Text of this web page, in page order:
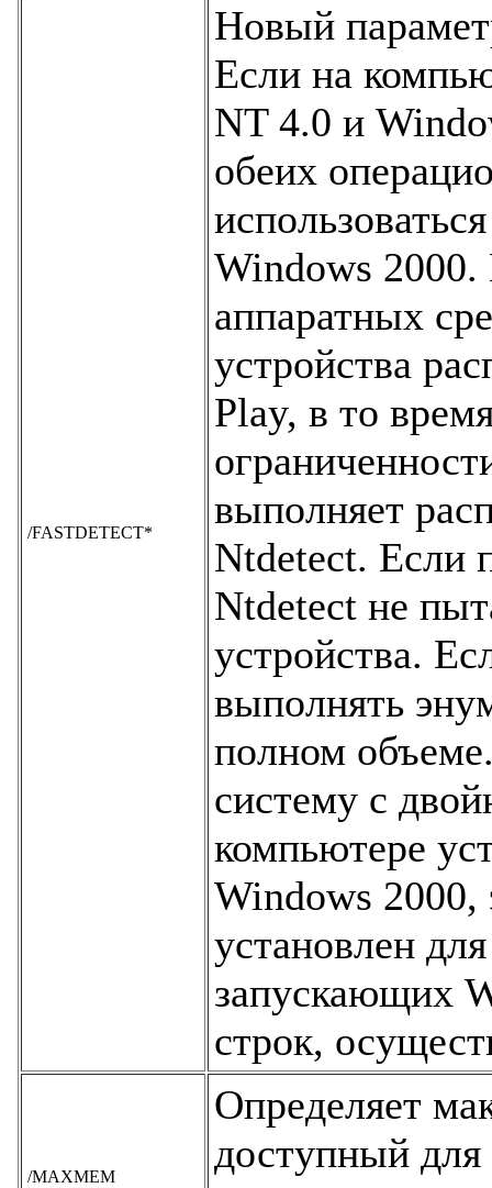
/FASTDETECT*
Новый
Если на
NT 4.0 и
обеих
Windows 2000.
аппаратных
устройства
Play, в то
выполняет
Ntdetect. Если
Ntdetect не
устройства.
выполнять
полном
систему с
компьютере
Windows 2000,
установлен
запускающих
строк,
/МАХМЕМ
Определяет
доступный для